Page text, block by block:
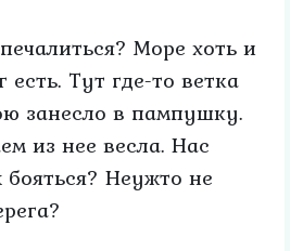
Море хоть и
есть. Тут где-то ветка
занесло в пампушку.
из нее весла. Нас
Неужто не